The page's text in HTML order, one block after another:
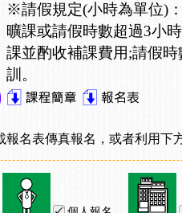
※請假規定(小時為單位)
曠課或請假時數超過3小
課並酌收補課費用;請假
訓。
報名表傳真報名，或者利用下